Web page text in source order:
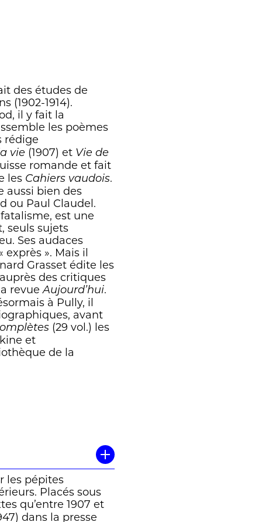
des études de
(1902-1914).
il y fait la
les poèmes
rédige
vie (1907) et Vie de
romande et fait
les Cahiers vaudois.
aussi bien des
ou Paul Claudel.
est une
seuls sujets
Ses audaces
». Mais il
Grasset édite les
des critiques
revueAujourd’hui.
à Pully, il
avant
(29 vol.) les
et
de la
les pépites
Placés sous
qu’entre 1907 et
dans la presse